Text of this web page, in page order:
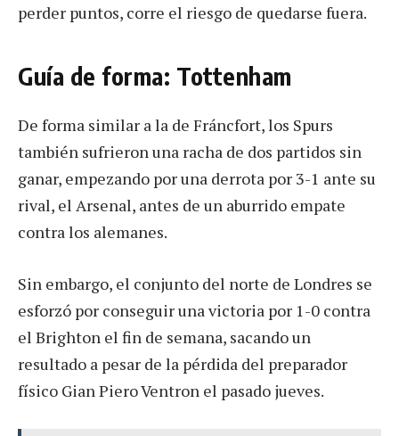
perder puntos, corre el riesgo de quedarse fuera.
Guía de forma: Tottenham
De forma similar a la de Fráncfort, los Spurs
también sufrieron una racha de dos partidos sin
ganar, empezando por una derrota por 3-1 ante su
rival, el Arsenal, antes de un aburrido empate
contra los alemanes.
Sin embargo, el conjunto del norte de Londres se
esforzó por conseguir una victoria por 1-0 contra
el Brighton el fin de semana, sacando un
resultado a pesar de la pérdida del preparador
físico Gian Piero Ventron el pasado jueves.